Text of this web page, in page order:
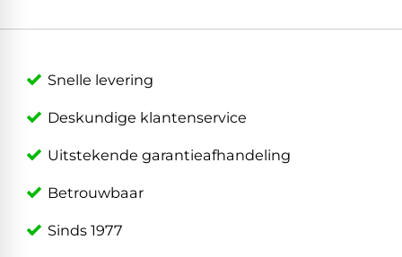
Snelle levering
Deskundige klantenservice
Uitstekende garantieafhandeling
Betrouwbaar
Sinds 1977